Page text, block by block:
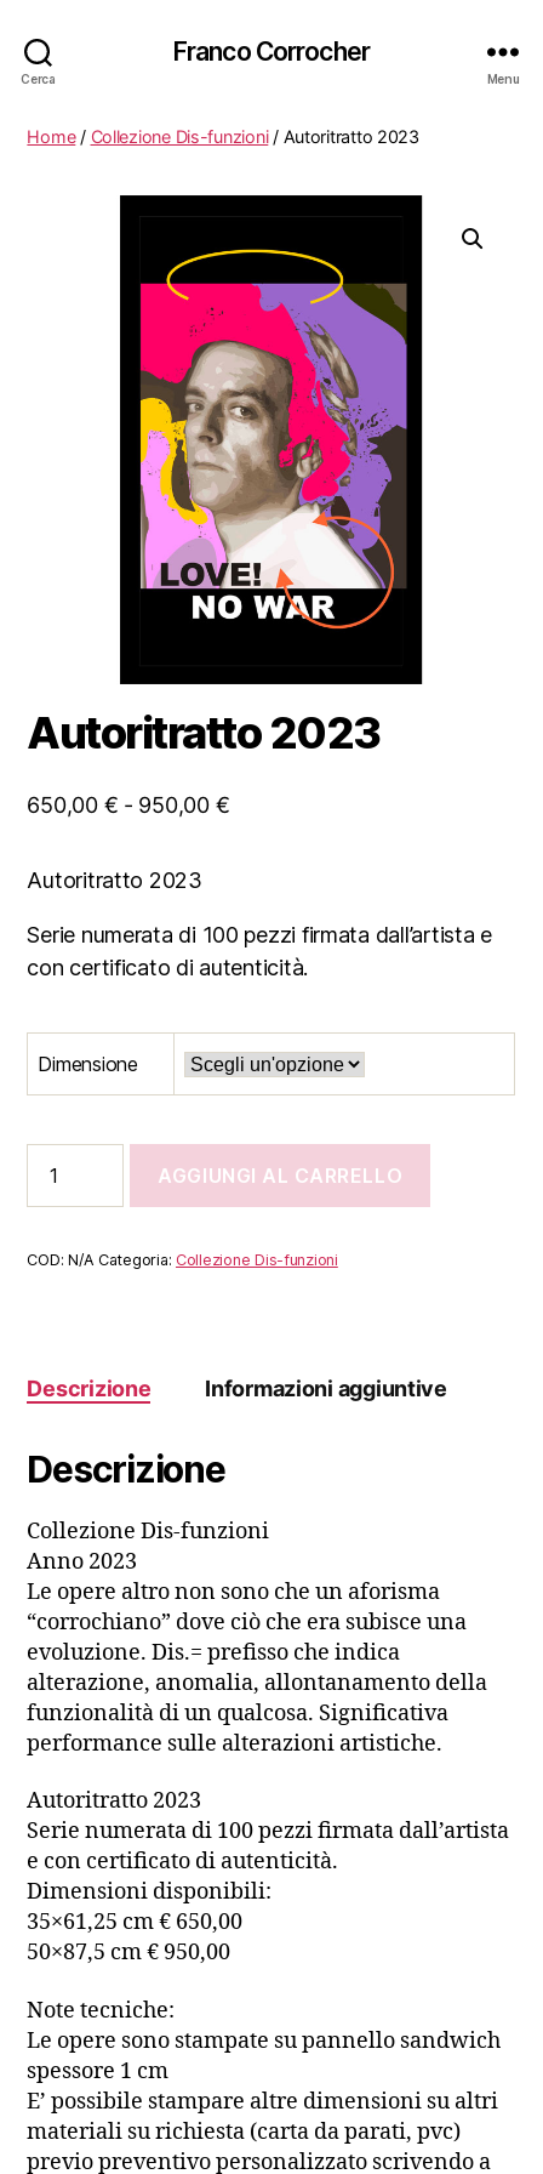
Cerca
Franco Corrocher
Menu
Home/ Collezione Dis-funzioni/ Autoritratto 2023
Autoritratto 2023
650,00 € - 950,00 €Fascia
650,00 €
a
Autoritratto 2023
Serie numerata di 100 pezzi firmata dall’artista e
con certificato di autenticità.
Dimensione
2023
quantità
AGGIUNGI AL CARRELLO
COD:N/A Categoria: Collezione Dis-funzioni
Descrizione Informazioni aggiuntive
Descrizione
Collezione Dis-funzioni
Anno 2023
Le opere altro non sono che un aforisma
“corrochiano” dove ciò che era subisce una
evoluzione. Dis.= prefisso che indica
alterazione, anomalia, allontanamento della
funzionalità di un qualcosa. Significativa
performance sulle alterazioni artistiche.
Autoritratto 2023
Serie numerata di 100 pezzi firmata dall’artista
e con certificato di autenticità.
Dimensioni disponibili:
35×61,25 cm € 650,00
50×87,5 cm € 950,00
Note tecniche:
Le opere sono stampate su pannello sandwich
spessore 1 cm
E’ possibile stampare altre dimensioni su altri
materiali su richiesta (carta da parati, pvc)
previo preventivo personalizzato scrivendo a